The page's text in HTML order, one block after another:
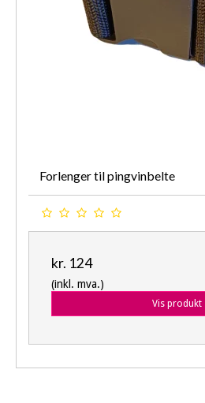
Forlenger til pingvinbelte
kr. 124
(inkl. mva.)
Vis produkt